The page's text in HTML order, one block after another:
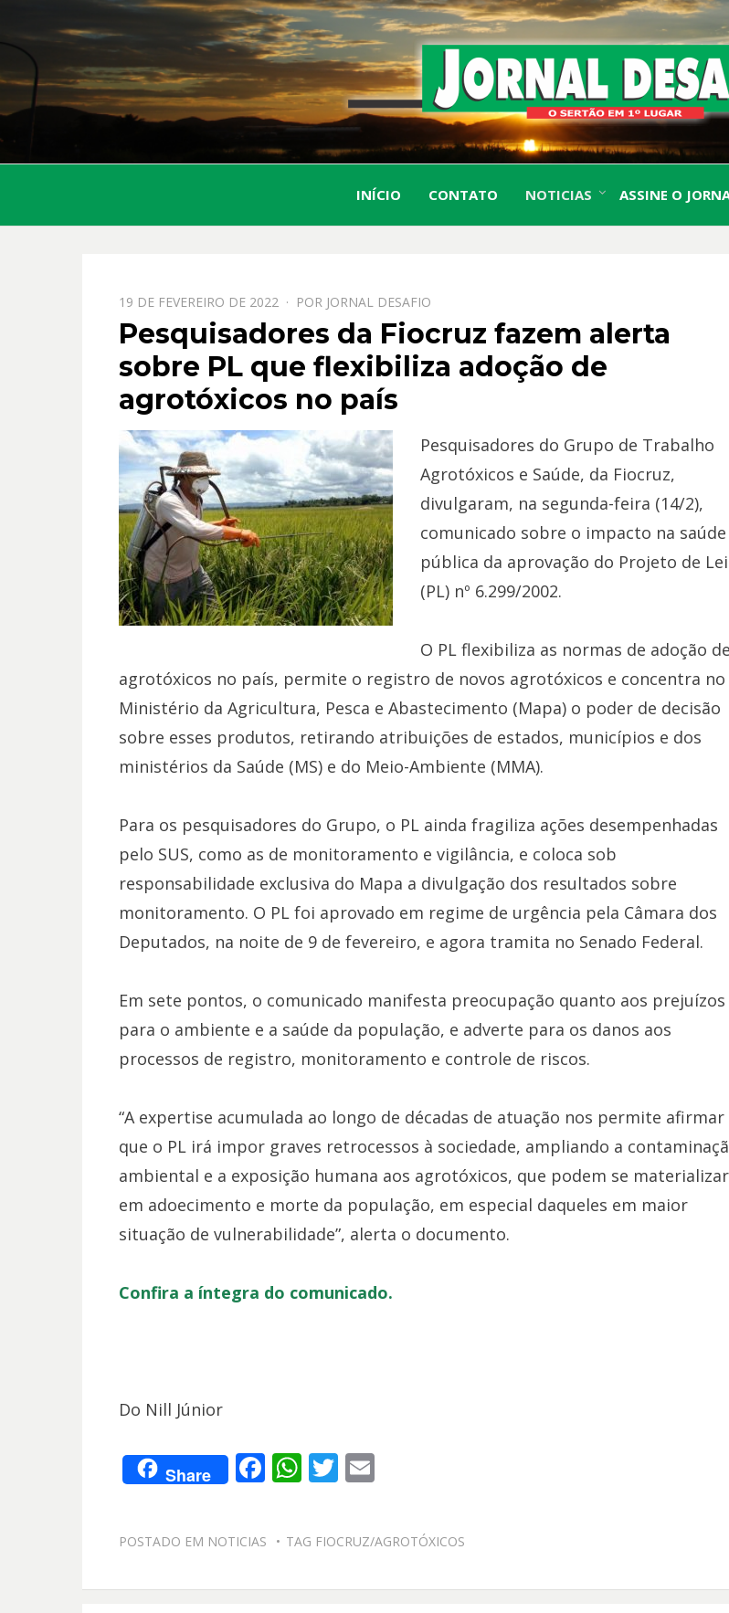
O Sertão em 1º
INÍCIO CONTATO NOTICIAS ASSINE O
PPOSTADO
EM
19 DE FEVEREIRO DE 2022 POR JORNAL DESAFIO
Pesquisadores da Fiocruz fazem alerta
sobre PL que flexibiliza adoção de
agrotóxicos no país
Pesquisadores do Grupo de Trabalho
Agrotóxicos e Saúde, da Fiocruz,
divulgaram, na segunda-feira (14/2),
comunicado sobre o impacto na saúde
pública da aprovação do Projeto de Lei
(PL) nº 6.299/2002.
O PL flexibiliza as normas de adoção de
agrotóxicos no país, permite o registro de novos agrotóxicos e concentra no
Ministério da Agricultura, Pesca e Abastecimento (Mapa) o poder de decisão
sobre esses produtos, retirando atribuições de estados, municípios e dos
ministérios da Saúde (MS) e do Meio-Ambiente (MMA).
Para os pesquisadores do Grupo, o PL ainda fragiliza ações desempenhadas
pelo SUS, como as de monitoramento e vigilância, e coloca sob
responsabilidade exclusiva do Mapa a divulgação dos resultados sobre
monitoramento. O PL foi aprovado em regime de urgência pela Câmara dos
Deputados, na noite de 9 de fevereiro, e agora tramita no Senado Federal.
Em sete pontos, o comunicado manifesta preocupação quanto aos prejuízos
para o ambiente e a saúde da população, e adverte para os danos aos
processos de registro, monitoramento e controle de riscos.
“A expertise acumulada ao longo de décadas de atuação nos permite afirmar
que o PL irá impor graves retrocessos à sociedade, ampliando a
ambiental e a exposição humana aos agrotóxicos, que podem se materializar
em adoecimento e morte da população, em especial daqueles em maior
situação de vulnerabilidade”, alerta o documento.
Confira a íntegra do comunicado.
Do Nill Júnior
Share F
b
o
W
s
A
T
er
E
l
POSTADO EM NOTICIAS TAG FIOCRUZ/AGROTÓXICOS